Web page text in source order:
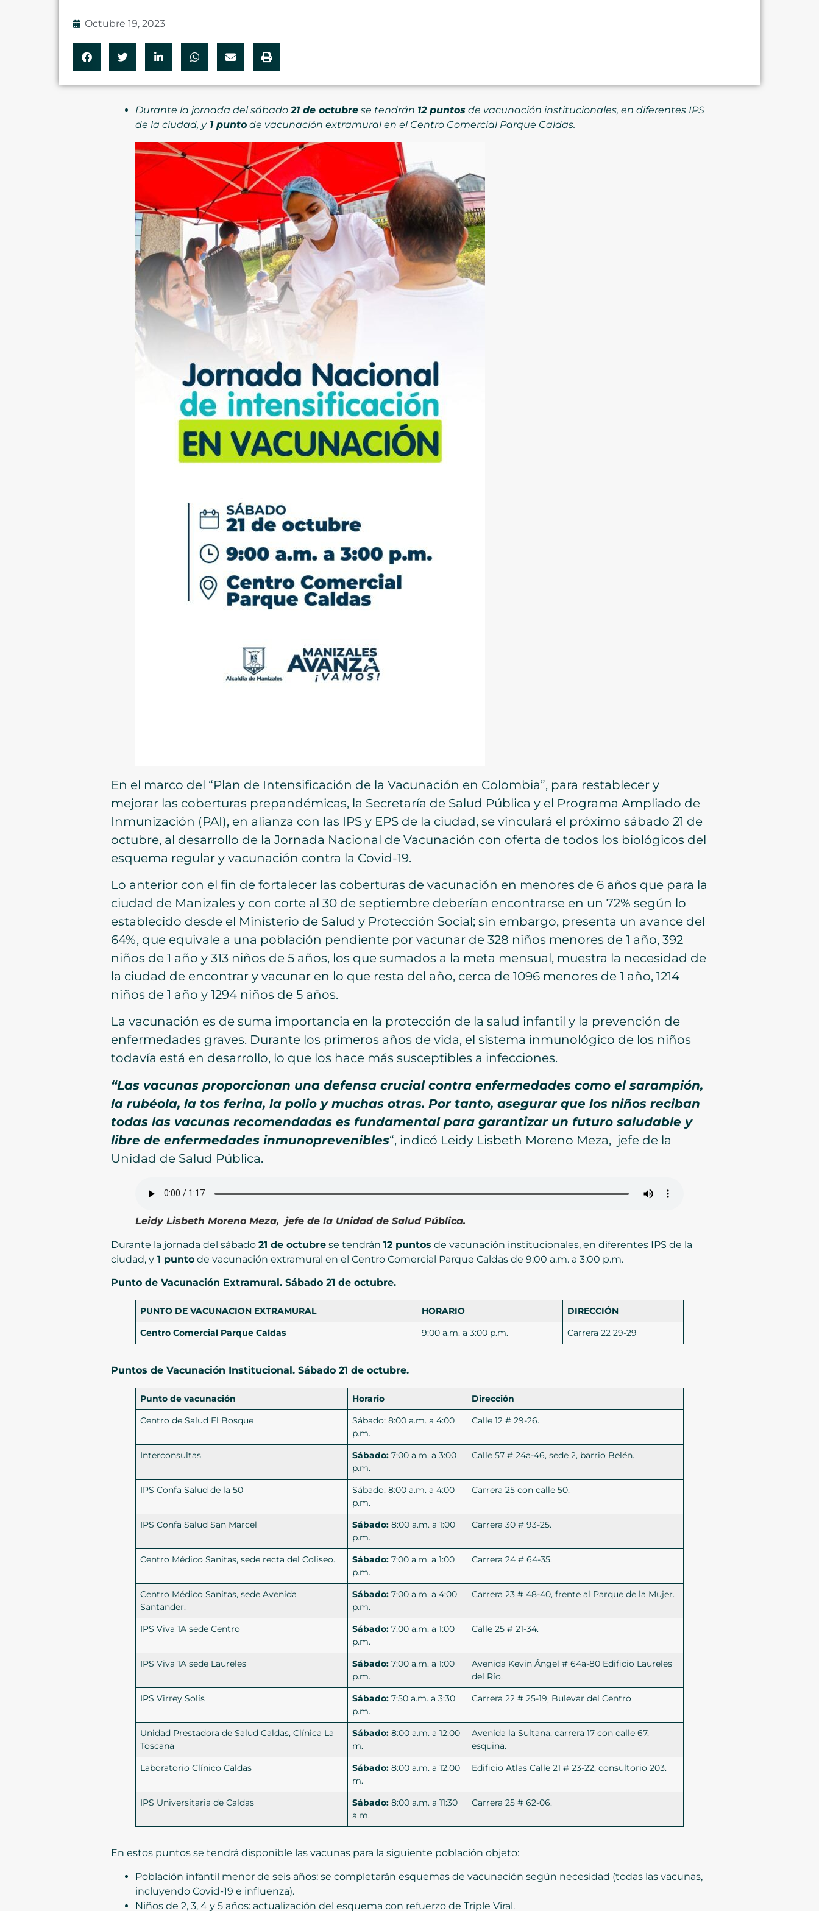
Octubre 19, 2023
Durante la jornada del sábado 21 de octubre se tendrán 12 puntos de vacunación institucionales, en diferentes IPS
de la ciudad, y1 punto de vacunación extramural en el Centro Comercial Parque Caldas.
En el marco del “Plan de Intensificación de la Vacunación en Colombia”, para restablecer y
mejorar las coberturas prepandémicas, la Secretaría de Salud Pública y el Programa Ampliado de
Inmunización (PAI), en alianza con las IPS y EPS de la ciudad, se vinculará el próximo sábado 21 de
octubre, al desarrollo de la Jornada Nacional de Vacunación con oferta de todos los biológicos del
esquema regular y vacunación contra la Covid-19.
Lo anterior con el fin de fortalecer las coberturas de vacunación en menores de 6 años que para la
ciudad de Manizales y con corte al 30 de septiembre deberían encontrarse en un 72% según lo
establecido desde el Ministerio de Salud y Protección Social; sin embargo, presenta un avance del
64%, que equivale a una población pendiente por vacunar de 328 niños menores de 1 año, 392
niños de 1 año y 313 niños de 5 años, los que sumados a la meta mensual, muestra la necesidad de
la ciudad de encontrar y vacunar en lo que resta del año, cerca de 1096 menores de 1 año, 1214
niños de 1 año y 1294 niños de 5 años.
La vacunación es de suma importancia en la protección de la salud infantil y la prevención de
enfermedades graves. Durante los primeros años de vida, el sistema inmunológico de los niños
todavía está en desarrollo, lo que los hace más susceptibles a infecciones.
“Las vacunas proporcionan una defensa crucial contra enfermedades como el sarampión,
la rubéola, la tos ferina, la polio y muchas otras. Por tanto, asegurar que los niños reciban
todas las vacunas recomendadas es fundamental para garantizar un futuro saludable y
libre de enfermedades inmunoprevenibles“, indicó Leidy Lisbeth Moreno Meza, jefe de la
Unidad de Salud Pública.
Leidy Lisbeth Moreno Meza, jefe de la Unidad de Salud Pública.
Durante la jornada del sábado 21 de octubre se tendrán 12 puntos de vacunación institucionales, en diferentes IPS de la
ciudad, y 1 punto de vacunación extramural en el Centro Comercial Parque Caldas de 9:00 a.m. a 3:00 p.m.
Punto de Vacunación Extramural. Sábado 21 de octubre.
PUNTO DE VACUNACION EXTRAMURAL HORARIO
DIRECCIÓN
Centro Comercial Parque Caldas
9:00 a.m. a 3:00 p.m. Carrera 22 29-29
Puntos de Vacunación Institucional. Sábado 21 de octubre.
Punto de vacunación Horario
Dirección
Centro de Salud El Bosque
Sábado: 8:00 a.m. a 4:00
p.m.
Calle 12 # 29-26.
Interconsultas Sábado:7:00 a.m. a 3:00
p.m.
Calle 57 # 24a-46, sede 2, barrio Belén.
IPS Confa Salud de la 50
Sábado: 8:00 a.m. a 4:00
p.m.
Carrera 25 con calle 50.
IPS Confa Salud San Marcel Sábado:8:00 a.m. a 1:00
p.m.
Carrera 30 # 93-25.
Centro Médico Sanitas, sede recta del Coliseo. Sábado:7:00 a.m. a 1:00
p.m.
Carrera 24 # 64-35.
Centro Médico Sanitas, sede Avenida
Santander.
Sábado:7:00 a.m. a 4:00
p.m.
Carrera 23 # 48-40, frente al Parque de la Mujer.
IPS Viva 1A sede Centro Sábado:7:00 a.m. a 1:00
p.m.
Calle 25 # 21-34.
IPS Viva 1A sede Laureles Sábado:7:00 a.m. a 1:00
p.m.
Avenida Kevin Ángel # 64a-80 Edificio Laureles
del Río.
IPS Virrey Solís
Sábado:7:50 a.m. a 3:30
p.m.
Carrera 22 # 25-19, Bulevar del Centro
Unidad Prestadora de Salud Caldas, Clínica La
Toscana
Sábado:8:00 a.m. a 12:00
m.
Avenida la Sultana, carrera 17 con calle 67,
esquina.
Laboratorio Clínico Caldas
Sábado:8:00 a.m. a 12:00
m.
Edificio Atlas Calle 21 # 23-22, consultorio 203.
IPS Universitaria de Caldas Sábado:8:00 a.m. a 11:30
a.m.
Carrera 25 # 62-06.
En estos puntos se tendrá disponible las vacunas para la siguiente población objeto:
Población infantil menor de seis años: se completarán esquemas de vacunación según necesidad (todas las vacunas,
incluyendo Covid-19 e influenza).
Niños de 2, 3, 4 y 5 años: actualización del esquema con refuerzo de Triple Viral.